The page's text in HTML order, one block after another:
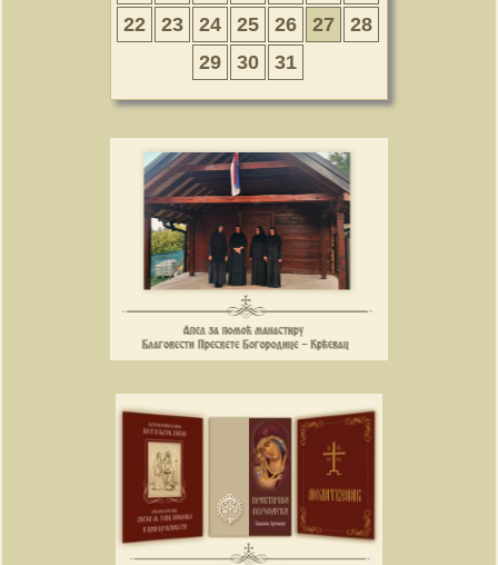
22
23 24 25 26 27
28
29
30 31